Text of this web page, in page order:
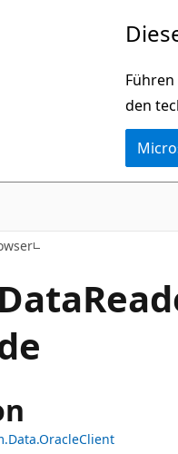
den
Data